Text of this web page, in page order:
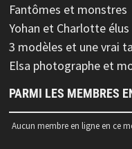
Fantômes et monstres
Yohan et Charlotte
3 modèles et une vrai
Elsa photographe et
PARMI LES MEMBRES
Aucun membre en ligne en ce